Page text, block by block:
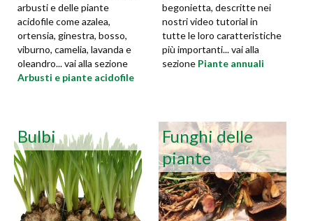
arbusti e delle piante
acidofile come azalea,
ortensia, ginestra, bosso,
viburno, camelia, lavanda e
oleandro... vai alla sezione
Arbusti e piante acidofile
begonietta, descritte nei
nostri video tutorial in
tutte le loro caratteristiche
più importanti... vai alla
sezione Piante annuali
Bulbi
Funghi delle
piante